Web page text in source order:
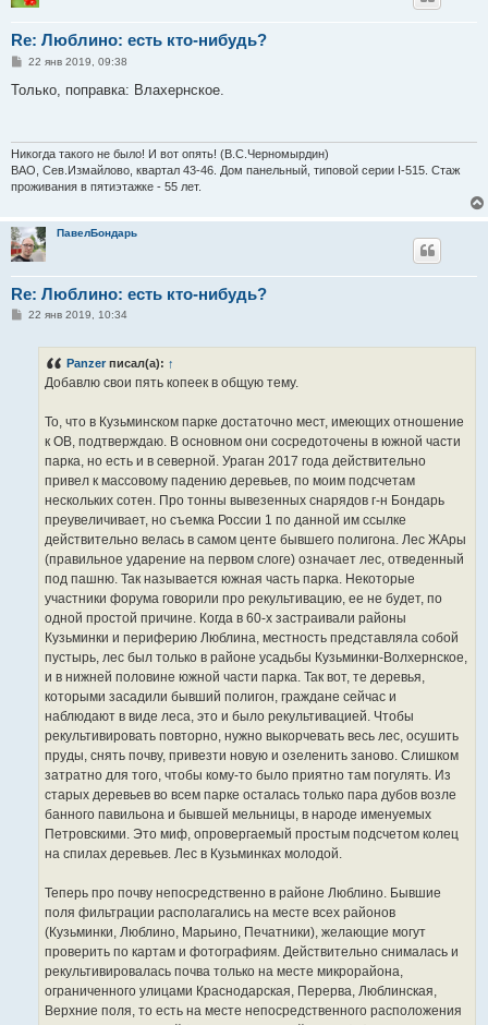
Re: Люблино: есть кто-нибудь?
С
о
и
е
22 янв 2019, 09:38
Только, поправка: Влахернское.
Никогда такого не было! И вот опять! (В.С.Черномырдин)
ВАО, Сев.Измайлово, квартал 43-46. Дом панельный, типовой серии I-515. Стаж
проживания в пятиэтажке - 55 лет.
ПавелБондарь
Re: Люблино: есть кто-нибудь?
С22 янв 2019, 10:34
Panzer писал(а): ↑
Добавлю свои пять копеек в общую тему.
То, что в Кузьминском парке достаточно мест, имеющих отношение
к ОВ, подтверждаю. В основном они сосредоточены в южной части
парка, но есть и в северной. Ураган 2017 года действительно
привел к массовому падению деревьев, по моим подсчетам
нескольких сотен. Про тонны вывезенных снарядов г-н Бондарь
преувеличивает, но съемка России 1 по данной им ссылке
действительно велась в самом центе бывшего полигона. Лес ЖАры
(правильное ударение на первом слоге) означает лес, отведенный
под пашню. Так называется южная часть парка. Некоторые
участники форума говорили про рекультивацию, ее не будет, по
одной простой причине. Когда в 60-х застраивали районы
Кузьминки и периферию Люблина, местность представляла собой
пустырь, лес был только в районе усадьбы Кузьминки-Волхернское,
и в нижней половине южной части парка. Так вот, те деревья,
которыми засадили бывший полигон, граждане сейчас и
наблюдают в виде леса, это и было рекультивацией. Чтобы
рекультивировать повторно, нужно выкорчевать весь лес, осушить
пруды, снять почву, привезти новую и озеленить заново. Слишком
затратно для того, чтобы кому-то было приятно там погулять. Из
старых деревьев во всем парке осталась только пара дубов возле
банного павильона и бывшей мельницы, в народе именуемых
Петровскими. Это миф, опровергаемый простым подсчетом колец
на спилах деревьев. Лес в Кузьминках молодой.
Теперь про почву непосредственно в районе Люблино. Бывшие
поля фильтрации располагались на месте всех районов
(Кузьминки, Люблино, Марьино, Печатники), желающие могут
проверить по картам и фотографиям. Действительно снималась и
рекультивировалась почва только на месте микрорайона,
ограниченного улицами Краснодарская, Перерва, Люблинская,
Верхние поля, то есть на месте непосредственного расположения